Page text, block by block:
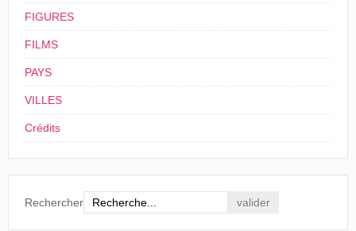
FIGURES
FILMS
PAYS
VILLES
Crédits
Rechercher